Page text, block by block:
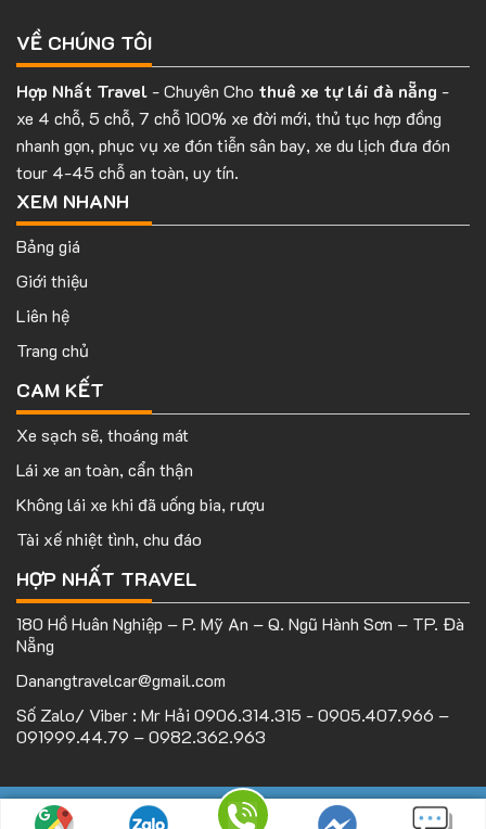
VỀ CHÚNG TÔI
Hợp Nhất Travel - Chuyên Cho thuê xe tự lái đà nẵng -
xe 4 chỗ, 5 chỗ, 7 chỗ 100% xe đời mới, thủ tục hợp đồng
nhanh gọn, phục vụ xe đón tiễn sân bay, xe du lịch đưa đón
tour 4-45 chỗ an toàn, uy tín.
XEM NHANH
Bảng giá
Giới thiệu
Liên hệ
Trang chủ
CAM KẾT
Xe sạch sẽ, thoáng mát
Lái xe an toàn, cẩn thận
Không lái xe khi đã uống bia, rượu
Tài xế nhiệt tình, chu đáo
HỢP NHẤT TRAVEL
180 Hồ Huân Nghiệp – P. Mỹ An – Q. Ngũ Hành Sơn – TP. Đà
Nẵng
Danangtravelcar@gmail.com
Số Zalo/ Viber : Mr Hải 0906.314.315 - 0905.407.966 –
091999.44.79 – 0982.362.963
Bản quyền thuộcHopnhattravel.com
| Mọi hành vi sao chép vui